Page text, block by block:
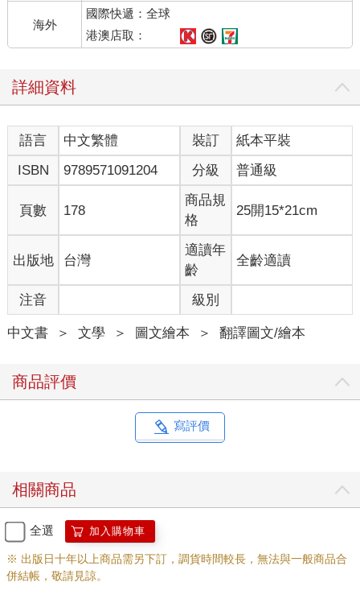
海外
國際快遞：全球
港澳店取：
詳細資料
語言 中文繁體 裝訂
紙本平裝
ISBN
9789571091204 分級 普通級
頁數 178
商品規
格
25開15*21cm
出版地 台灣
適讀年
齡
全齡適讀
注音 級別
中文書 ＞ 文學 ＞ 圖文繪本 ＞ 翻譯圖文/繪本
商品評價
寫評價
相關商品
全選 加入購物車
※ 出版日十年以上商品需另下訂，調貨時間較長，無法與一般商品合
併結帳，敬請見諒。